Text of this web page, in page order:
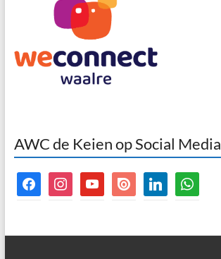
AWC de Keien op Social Media
facebookinstagramyoutubeissuu linkedinwhatsapp